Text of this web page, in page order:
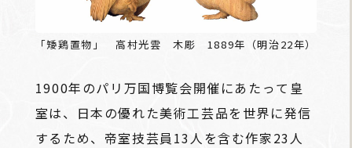
「矮鶏置物」 高村光雲 木彫 1889年（明治22年）
1900年のパリ万国博覧会開催にあたって皇
室は、日本の優れた美術工芸品を世界に発信
するため、帝室技芸員13人を含む作家23人